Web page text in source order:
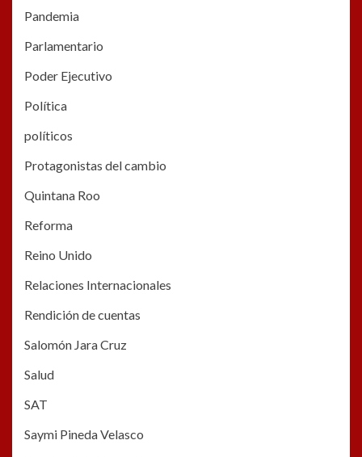
Pandemia
Parlamentario
Poder Ejecutivo
Política
políticos
Protagonistas del cambio
Quintana Roo
Reforma
Reino Unido
Relaciones Internacionales
Rendición de cuentas
Salomón Jara Cruz
Salud
SAT
Saymi Pineda Velasco